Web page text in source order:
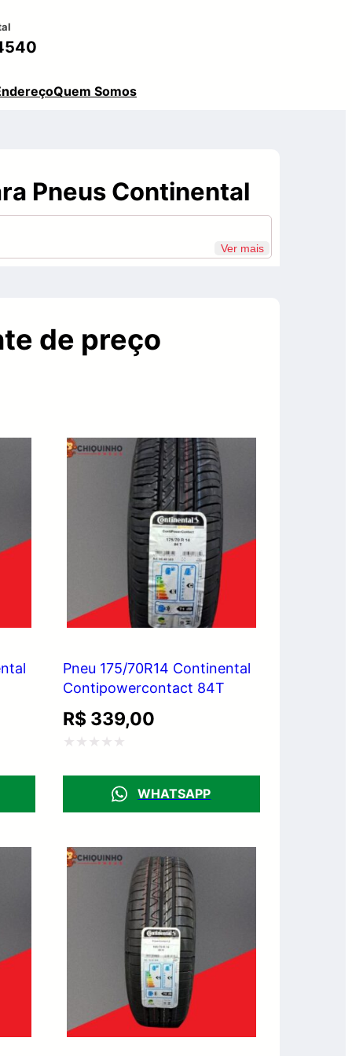
Quem Somos
Pneus Continental
Ver mais
de preço
Pneu 175/70R14 Continental
Contipowercontact 84T
R$ 339,00
WHATSAPP